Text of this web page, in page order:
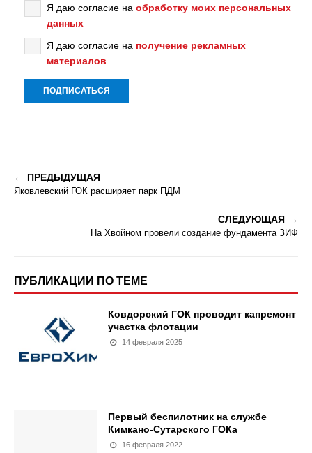
Я даю согласие на обработку моих персональных
данных
Я даю согласие на получение рекламных
материалов
ПРЕДЫДУЩАЯ
Яковлевский ГОК расширяет парк ПДМ
СЛЕДУЮЩАЯ
На Хвойном провели создание фундамента ЗИФ
ПУБЛИКАЦИИ ПО ТЕМЕ
Ковдорский ГОК проводит капремонт
участка флотации
14 февраля 2025
Первый беспилотник на службе
Кимкано-Сутарского ГОКа
16 февраля 2022